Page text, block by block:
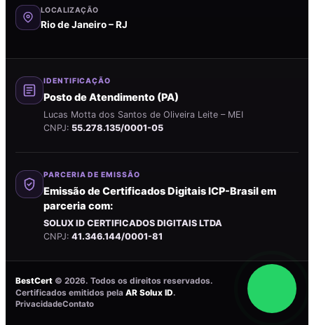
LOCALIZAÇÃO
Rio de Janeiro – RJ
IDENTIFICAÇÃO
Posto de Atendimento (PA)
Lucas Motta dos Santos de Oliveira Leite – MEI
CNPJ: 55.278.135/0001-05
PARCERIA DE EMISSÃO
Emissão de Certificados Digitais ICP-Brasil em
parceria com:
SOLUX ID CERTIFICADOS DIGITAIS LTDA
CNPJ: 41.346.144/0001-81
BestCert © 2026. Todos os direitos reservados.
Certificados emitidos pela AR Solux ID.
PrivacidadeContato